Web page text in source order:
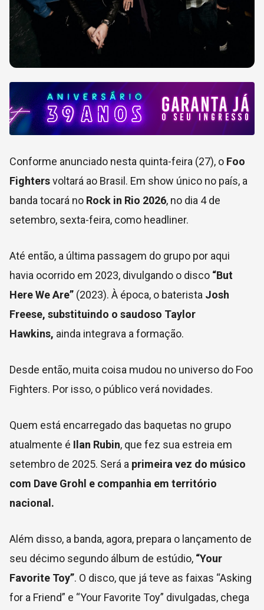
Conforme anunciado nesta quinta-feira (27), o Foo
Fightersvoltará ao Brasil. Em show único no país, a
banda tocará no Rock in Rio 2026, no dia 4 de
setembro, sexta-feira, como headliner.
Até então, a última passagem do grupo por aqui
havia ocorrido em 2023, divulgando o disco “But
Here We Are” (2023). À época, o baterista Josh
Freese, substituindo o saudoso Taylor
Hawkins, ainda integrava a formação.
Desde então, muita coisa mudou no universo do Foo
Fighters. Por isso, o público verá novidades.
Quem está encarregado das baquetas no grupo
atualmente é Ilan Rubin, que fez sua estreia em
setembro de 2025. Será a primeira vez do músico
com Dave Grohl e companhia em território
nacional.
Além disso, a banda, agora, prepara o lançamento de
seu décimo segundo álbum de estúdio, “Your
Favorite Toy”. O disco, que já teve as faixas “Asking
for a Friend” e “Your Favorite Toy” divulgadas, chega